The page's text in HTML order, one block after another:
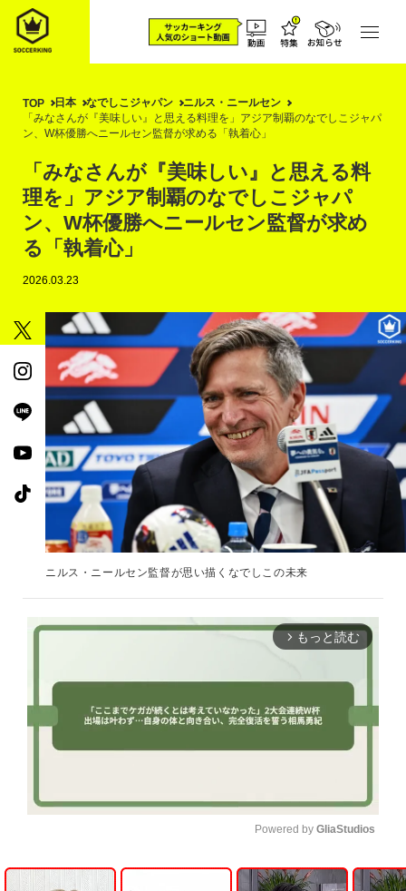
TOP 日本 なでしこジャパン
ニルス・ニールセン
「みなさんが『美味しい』と思える料理を」アジア制覇のなでしこジャパ
ン、W杯優勝へニールセン監督が求める「執着心」
「みなさんが『美味しい』と思える料
理を」アジア制覇のなでしこジャパ
ン、W杯優勝へニールセン監督が求め
る「執着心」
2026.03.23
ニルス・ニールセン監督が思い描くなでしこの未来
arrow_forward_ios もっと読む
U
n
Powered by GliaStudios